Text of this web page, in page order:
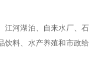
江河湖泊、自来水厂、石
饮料、水产养殖和市政给